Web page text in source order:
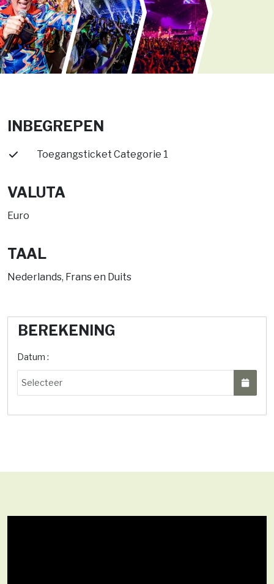
INBEGREPEN
Toegangsticket Categorie 1
VALUTA
Euro
TAAL
Nederlands, Frans en Duits
BEREKENING
Datum :